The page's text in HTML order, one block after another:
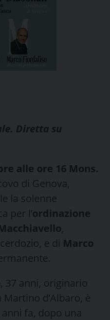
Diretta su
alle ore 16 Mons.
di Genova,
la solenne
per l’ordinazione
,
e di Marco
, 37 anni, originario
d’Albaro, è
fa, dopo una